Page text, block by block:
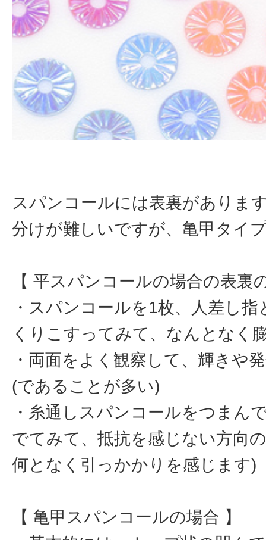
スパンコールには表裏がありま
分けが難しいですが、亀甲タイ
【 平スパンコールの場合の表裏
・スパンコールを1枚、人差し
くりこすってみて、なんとなく
・両面をよく観察して、輝きや
(であることが多い)
・糸通しスパンコールをつまん
でてみて、抵抗を感じない方向
何となく引っかかりを感じます)
【 亀甲スパンコールの場合 】